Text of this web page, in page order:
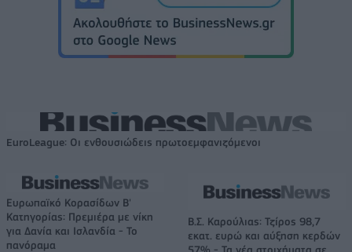
EuroLeague: Οι ενθουσιώδεις πρωτοεμφανιζόμενοι
Ευρωπαϊκό Κορασίδων Β'
Κατηγορίας: Πρεμιέρα με νίκη
για Δανία και Ισλανδία - Το
πανόραμα
Β.Σ. Καρούλιας: Τζίρος 98,7
εκατ. ευρώ και αύξηση κερδών
57% - Τα νέα στοιχήματα σε